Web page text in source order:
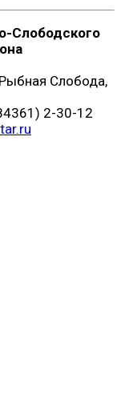
Слободского
Слобода,
2-30-12